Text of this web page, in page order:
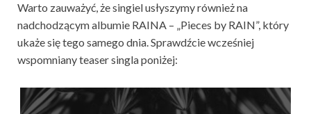
Warto zauważyć, że singielusłyszymy również na
nadchodzącym albumie RAINA – „Pieces by RAIN”, który
ukaże się tego samego dnia. Sprawdźcie wcześniej
wspomniany teaser singla poniżej: